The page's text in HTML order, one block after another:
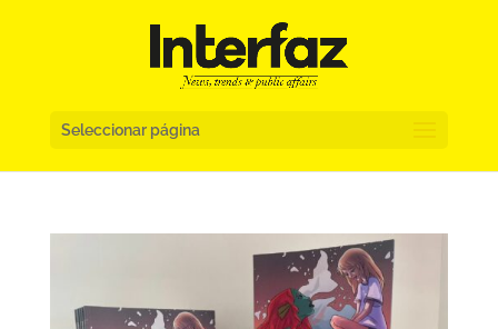
Seleccionar página